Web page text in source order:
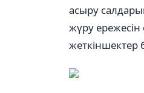
асыру
жүру ережесін
жеткіншектер